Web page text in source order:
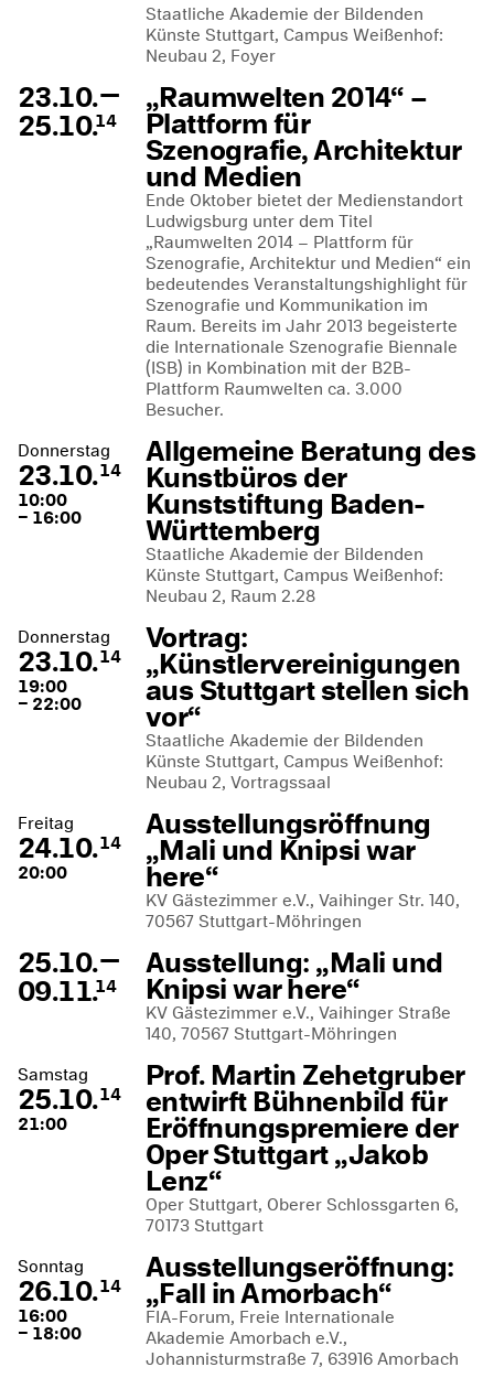
Staatliche Akademie der Bildenden
Künste Stuttgart, Campus Weißenhof:
Neubau 2, Foyer
23.10.—
25.10.14
„Raumwelten 2014“ –
Plattform für
Szenografie, Architektur
und Medien
Ende Oktober bietet der Medienstandort
Ludwigsburg unter dem Titel
„Raumwelten 2014 – Plattform für
Szenografie, Architektur und Medien“ ein
bedeutendes Veranstaltungshighlight für
Szenografie und Kommunikation im
Raum. Bereits im Jahr 2013 begeisterte
die Internationale Szenografie Biennale
(ISB) in Kombination mit der B2B-
Plattform Raumwelten ca. 3.000
Besucher.
Donnerstag
23.10.14
10:00
– 16:00
Allgemeine Beratung des
Kunstbüros der
Kunststiftung Baden-
Württemberg
Staatliche Akademie der Bildenden
Künste Stuttgart, Campus Weißenhof:
Neubau 2, Raum 2.28
Donnerstag
23.10.14
19:00
– 22:00
Vortrag:
„Künstlervereinigungen
aus Stuttgart stellen sich
vor“
Staatliche Akademie der Bildenden
Künste Stuttgart, Campus Weißenhof:
Neubau 2, Vortragssaal
Freitag
24.10.14
20:00
Ausstellungsröffnung
„Mali und Knipsi war
here“
KV Gästezimmer e.V., Vaihinger Str. 140,
70567 Stuttgart-Möhringen
25.10.—
09.11.14
Ausstellung: „Mali und
Knipsi war here“
KV Gästezimmer e.V., Vaihinger Straße
140, 70567 Stuttgart-Möhringen
Samstag
25.10.14
21:00
Prof. Martin Zehetgruber
entwirft Bühnenbild für
Eröffnungspremiere der
Oper Stuttgart „Jakob
Lenz“
Oper Stuttgart, Oberer Schlossgarten 6,
70173 Stuttgart
Sonntag
26.10.14
16:00
– 18:00
Ausstellungseröffnung:
„Fall in Amorbach“
FIA-Forum, Freie Internationale
Akademie Amorbach e.V.,
Johannisturmstraße 7, 63916 Amorbach